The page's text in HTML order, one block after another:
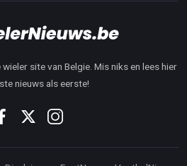
site van Belgie. Mis niks en lees hier
nieuws als eerste!